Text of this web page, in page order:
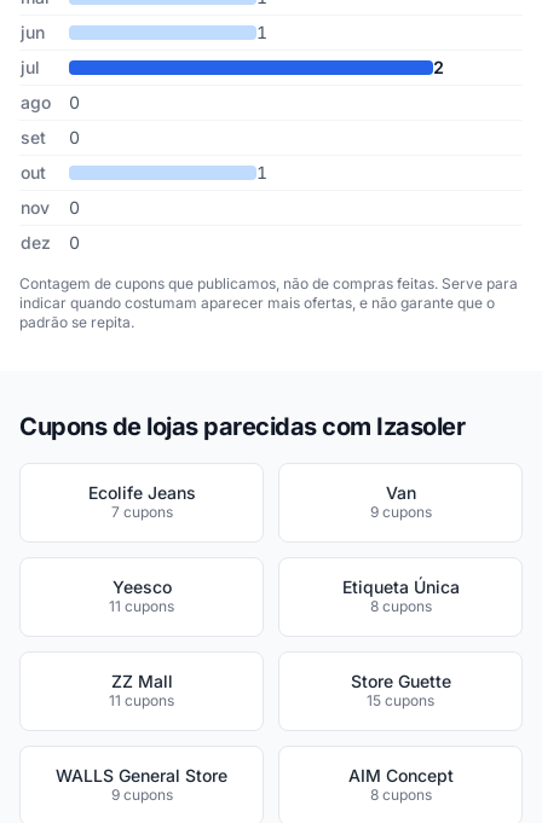
jun
1
jul
2
ago
0
set
0
out
1
nov
0
dez
0
Contagem de cupons que publicamos, não de compras feitas. Serve para
indicar quando costumam aparecer mais ofertas, e não garante que o
padrão se repita.
Cupons de lojas parecidas com Izasoler
Ecolife Jeans
7 cupons
Van
9 cupons
Yeesco
11 cupons
Etiqueta Única
8 cupons
ZZ Mall
11 cupons
Store Guette
15 cupons
WALLS General Store
9 cupons
AIM Concept
8 cupons